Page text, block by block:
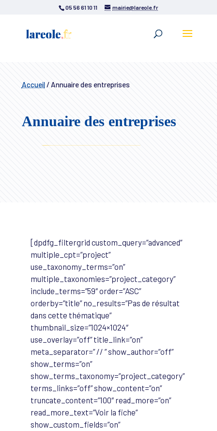
05 56 61 10 11 mairie@lareole.fr
Accueil/Annuaire des entreprises
Annuaire des entreprises
[dpdfg_filtergrid custom_query=”advanced”
multiple_cpt=”project”
use_taxonomy_terms=”on”
multiple_taxonomies=”project_category”
include_terms=”59″ order=”ASC”
orderby=”title” no_results=”Pas de résultat
dans cette thématique”
thumbnail_size=”1024×1024″
use_overlay=”off” title_link=”on”
meta_separator=” // ” show_author=”off”
show_terms=”on”
show_terms_taxonomy=”project_category”
terms_links=”off” show_content=”on”
truncate_content=”100″ read_more=”on”
read_more_text=”Voir la fiche”
show_custom_fields=”on”